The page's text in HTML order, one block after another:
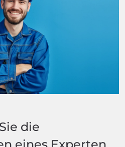
die